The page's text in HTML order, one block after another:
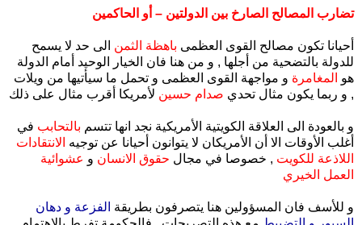
تضارب المصالح الصارخ بين الدولتين – أو الحاكمين
أحيانا تكون مصالح القوى العظمى باهظة الثمن الى حد لا يسمح
للدولة بالتضحية من أجلها , و من هنا فان الخيار الوحيد أمام الدولة
هو المغامرة و مواجهة القوى العظمى و تحمل ما سيأتيها من ويلات
, و ربما يكون مثال تحدي صدام حسين لأمريكا أقرب مثال على ذلك
و بالعودة الى العلاقة الكويتية الأمريكية نجد انها تتسم بالتحابب في
أغلب الأوقات الا أن الأمريكان لا يتوانون أحيانا عن توجيه الانتقادات
اللاذعة للكويت , خصوصا في مجال حقوق الانسان و عشوائية
العمل الخيري
و للأسف فان المسؤولين هنا يتصرفون بطريقة الفزعة و دهان